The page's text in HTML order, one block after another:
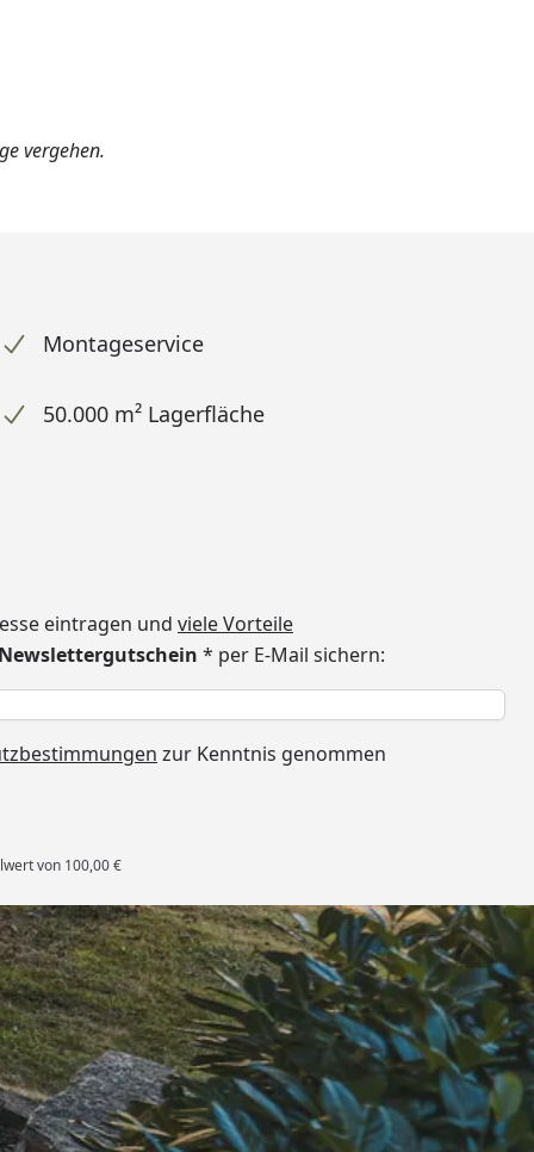
vergehen.
Montageservice
50.000 m² Lagerfläche
eintragen und viele Vorteile
* per E-Mail sichern:
zur Kenntnis genommen
von 100,00 €